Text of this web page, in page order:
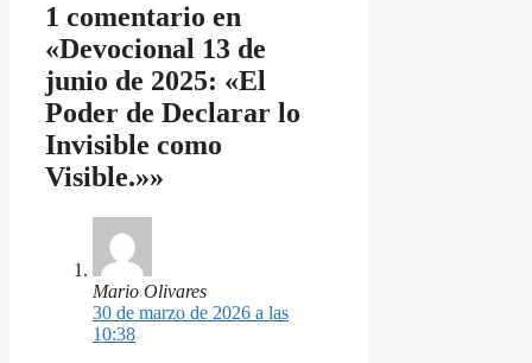
1 comentario en
«Devocional 13 de
junio de 2025: «El
Poder de Declarar lo
Invisible como
Visible.»»
Mario Olivares
30 de marzo de 2026 a las
10:38